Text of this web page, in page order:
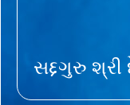
સદ્દગુરુ શ્રી